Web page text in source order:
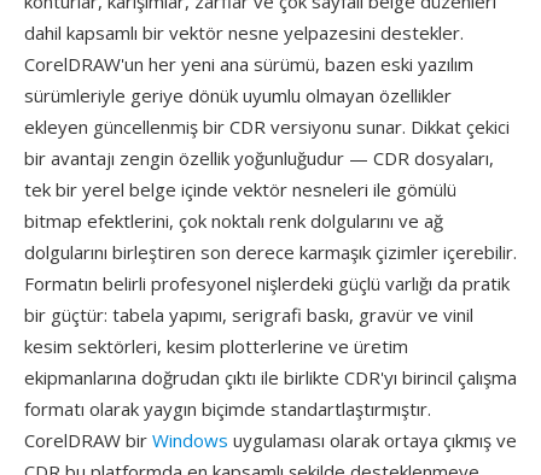
dahil kapsamlı bir vektör nesne yelpazesini destekler.
CorelDRAW'un her yeni ana sürümü, bazen eski yazılım
sürümleriyle geriye dönük uyumlu olmayan özellikler
ekleyen güncellenmiş bir CDR versiyonu sunar. Dikkat çekici
bir avantajı zengin özellik yoğunluğudur — CDR dosyaları,
tek bir yerel belge içinde vektör nesneleri ile gömülü
bitmap efektlerini, çok noktalı renk dolgularını ve ağ
dolgularını birleştiren son derece karmaşık çizimler içerebilir.
Formatın belirli profesyonel nişlerdeki güçlü varlığı da pratik
bir güçtür: tabela yapımı, serigrafi baskı, gravür ve vinil
kesim sektörleri, kesim plotterlerine ve üretim
ekipmanlarına doğrudan çıktı ile birlikte CDR'yı birincil çalışma
formatı olarak yaygın biçimde standartlaştırmıştır.
CorelDRAW bir Windows uygulaması olarak ortaya çıkmış ve